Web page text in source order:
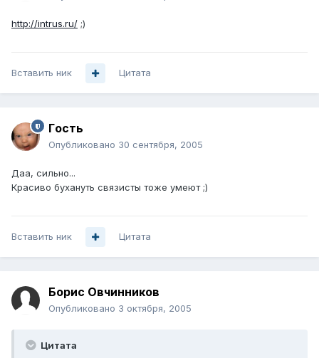
http://intrus.ru/ ;)
Вставить ник Цитата
Гoсть
Опубликовано 30 сентября, 2005
Даа, сильно...
Красиво бухануть связисты тоже умеют ;)
Вставить ник Цитата
Борис Овчинников
Опубликовано 3 октября, 2005
Цитата